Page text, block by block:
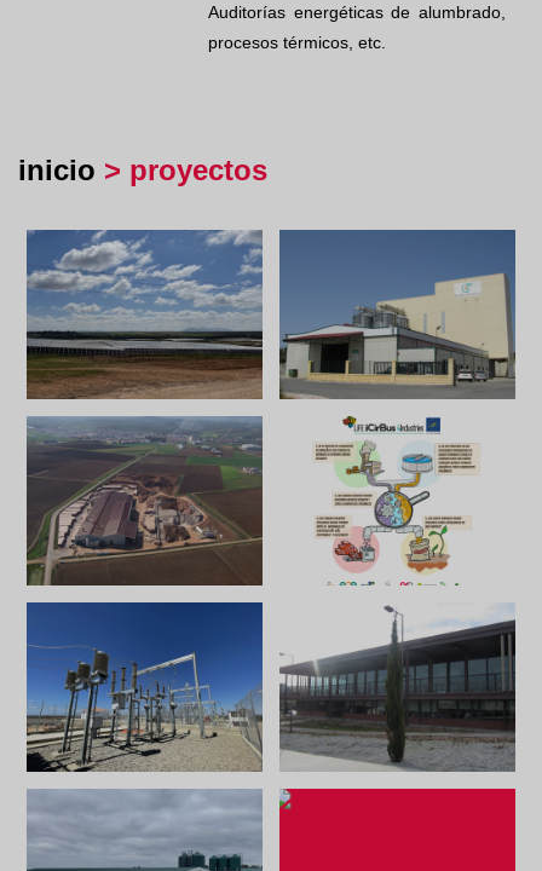
Auditorías energéticas de alumbrado,
procesos térmicos, etc.
inicio > proyectos
Zoom
Zoom Zoom
Zoom Zoom